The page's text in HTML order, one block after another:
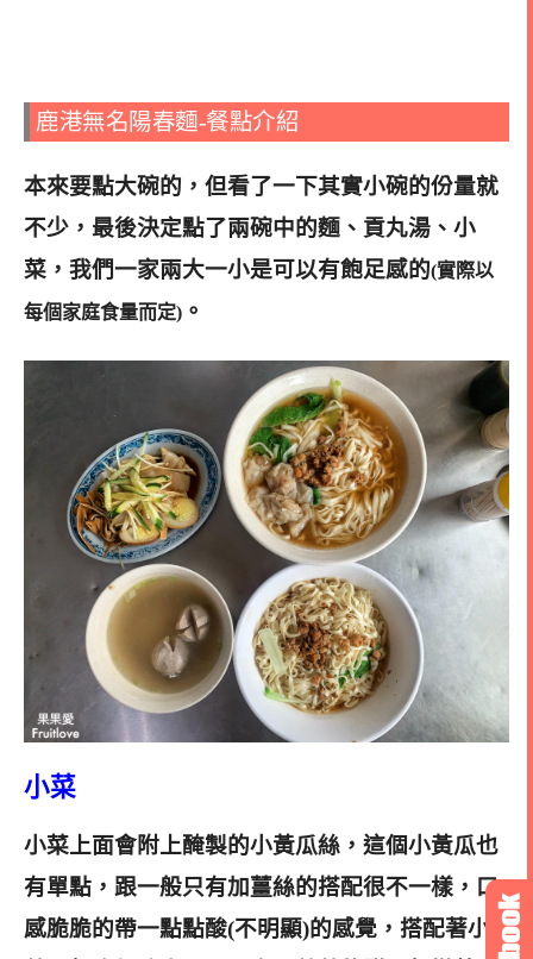
鹿港無名陽春麵-餐點介紹
本來要點大碗的，但看了一下其實小碗的份量就
不少，最後決定點了兩碗中的麵、貢丸湯、小
菜，我們一家兩大一小是可以有飽足感的(實際以
每個家庭食量而定) 。
小菜
小菜上面會附上醃製的小黃瓜絲，這個小黃瓜也
有單點，跟一般只有加薑絲的搭配很不一樣，口
感脆脆的帶一點點酸(不明顯)的感覺，搭配著小